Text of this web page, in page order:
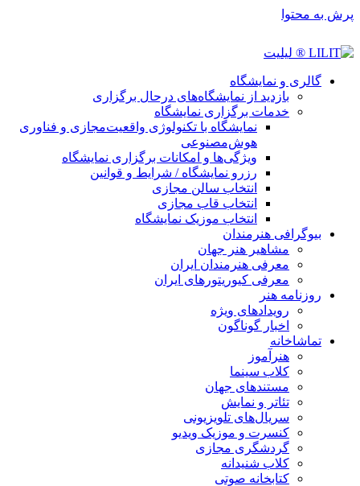
پرش به محتوا
گالری و نمایشگاه
بازدید از نمایشگاه‌های درحال برگزاری
خدمات برگزاری نمایشگاه
نمایشگاه با تکنولوژی واقعیت‌مجازی و فناوری
هوش‌مصنوعی
ویژگی‌ها و امکانات برگزاری نمایشگاه
رزرو نمایشگاه / شرایط و قوانین
انتخاب سالن مجازی
انتخاب قاب مجازی
انتخاب موزیک نمایشگاه
بیوگرافی هنرمندان
مشاهیر هنر جهان
معرفی هنرمندان ایران
معرفی کیوریتورهای ایران
روزنامه هنر
رویدادهای ویژه
اخبار گوناگون
تماشاخانه
هنرآموز
کلاب سینما
مستندهای جهان
تئاتر و نمایش
سریال‌های تلویزیونی
کنسرت و موزیک ویدیو
گردشگری مجازی
کلاب شنیدانه
کتابخانه صوتی